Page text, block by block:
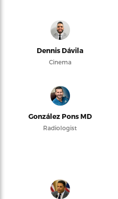
Dennis Dávila
Cinema
González Pons MD
Radiologist